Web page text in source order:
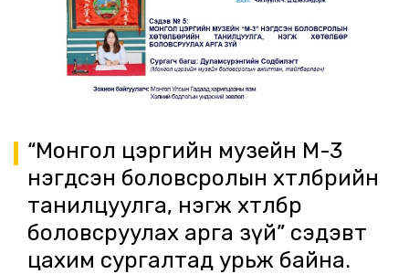
“Монгол цэргийн музейн М-3
нэгдсэн боловсролын хөтөлбөрийн
танилцуулга, нэгж хөтөлбөр
боловсруулах арга зүй” сэдэвт
цахим сургалтад урьж байна.